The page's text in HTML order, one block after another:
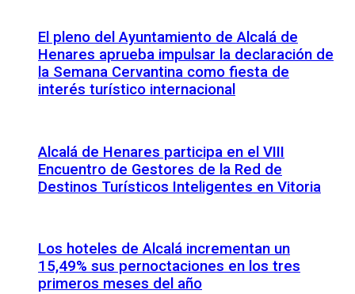
El pleno del Ayuntamiento de Alcalá de
Henares aprueba impulsar la declaración de
la Semana Cervantina como fiesta de
interés turístico internacional
Alcalá de Henares participa en el VIII
Encuentro de Gestores de la Red de
Destinos Turísticos Inteligentes en Vitoria
Los hoteles de Alcalá incrementan un
15,49% sus pernoctaciones en los tres
primeros meses del año